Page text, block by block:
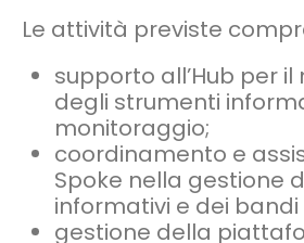
Le attività previste
supporto all’Hub per
degli strumenti
monitoraggio;
coordinamento e
Spoke nella gestione
informativi e dei
gestione della